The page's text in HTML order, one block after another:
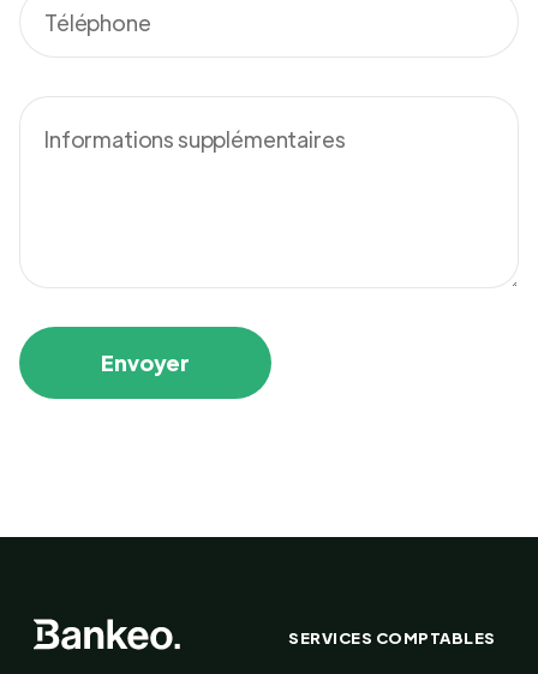
SERVICES COMPTABLES